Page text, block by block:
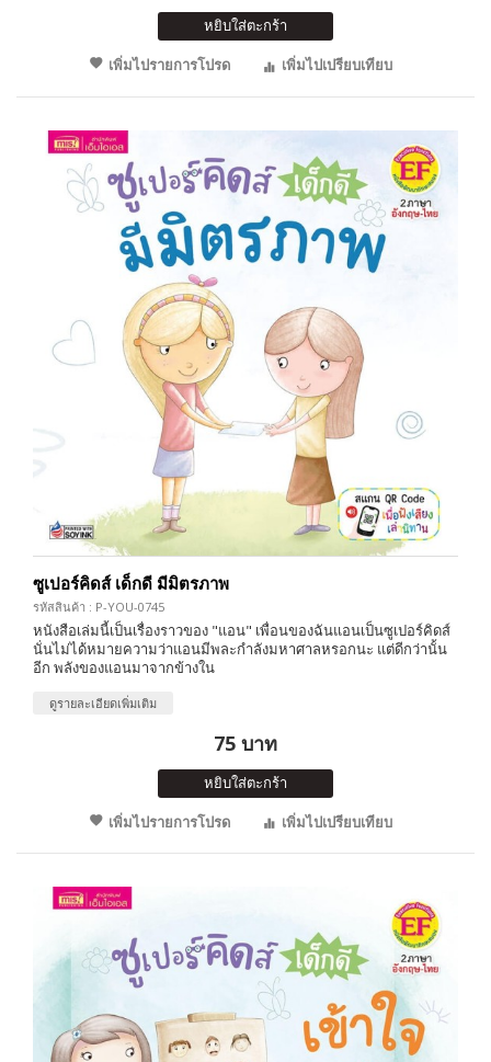
หยิบใส่ตะกร้า
เพิ่มไปรายการโปรด
เพิ่มไปเปรียบเทียบ
ซูเปอร์คิดส์ เด็กดี มีมิตรภาพ
รหัสสินค้า : P-YOU-0745
หนังสือเล่มนี้เป็นเรื่องราวของ "แอน" เพื่อนของฉันแอนเป็นซูเปอร์คิดส์
นั่นไม่ได้หมายความว่าแอนมีพละกำลังมหาศาลหรอกนะ แต่ดีกว่านั้น
อีก พลังของแอนมาจากข้างใน
ดูรายละเอียดเพิ่มเติม
75 บาท
หยิบใส่ตะกร้า
เพิ่มไปรายการโปรด
เพิ่มไปเปรียบเทียบ